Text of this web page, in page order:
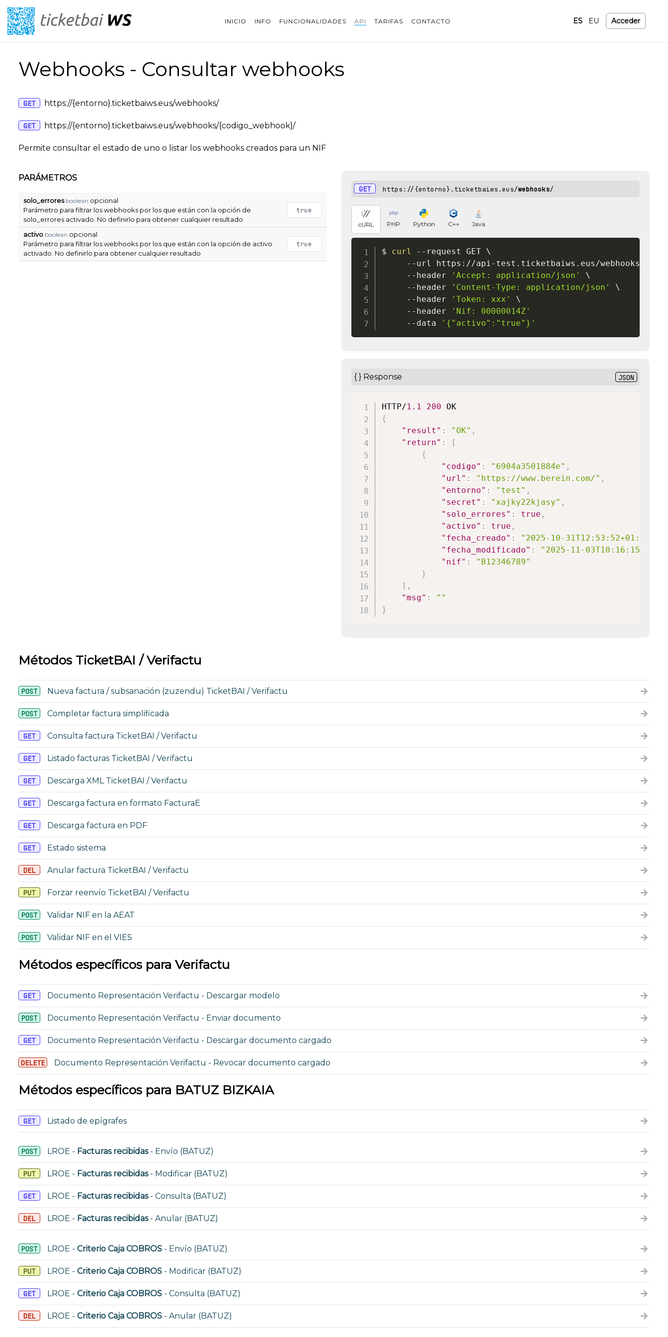
INICIO INFO FUNCIONALIDADES API TARIFAS CONTACTO ES EU Acceder
Webhooks - Consultar webhooks
GET https://{entorno}.ticketbaiws.eus/webhooks/
GET https://{entorno}.ticketbaiws.eus/webhooks/{codigo_webhook}/
Permite consultar el estado de uno o listar los webhooks creados para un NIF
PARÁMETROS
solo_errores boolean opcional
Parámetro para filtrar los webhooks por los que están con la opción de
solo_errores activado. No definirlo para obtener cualquier resultado
true
activo boolean opcional
Parámetro para filtrar los webhooks por los que están con la opción de activo
activado. No definirlo para obtener cualquier resultado
true
GET https://{entorno}.ticketbaiws.eus/webhooks/
cURL PHP Python C++ Java
$ curl --request GET \
     --url https://api-test.ticketbaiws.eus/webhooks/
     --header
'Accept: application/json'
\
     --header
'Content-Type: application/json'
\
     --header
'Token: xxx'
\
     --header
'Nif: 00000014Z'
	 --data
'{"activo":"true"}'
{ } Response JSON
HTTP/1.1 200
OK
{
"result" : "OK" ,
"return" :
[
{
"codigo" : "6904a3501884e" ,
"url" : "https://www.berein.com/" ,
"entorno" : "test" ,
"secret" : "xajky22kjasy" ,
"solo_errores" : true ,
"activo" : true ,
"fecha_creado" : "2025-10-31T12:53:52+01:00"
"fecha_modificado" :
"2025-11-
"nif" :
"B12346789"
}
] ,
"msg" :
""
}
Métodos TicketBAI / Verifactu
POST Nueva factura / subsanación (zuzendu) TicketBAI / Verifactu
POST Completar factura simplificada
GET Consulta factura TicketBAI / Verifactu
GET Listado facturas TicketBAI / Verifactu
GET Descarga XML TicketBAI / Verifactu
GET Descarga factura en formato FacturaE
GET Descarga factura en PDF
GET Estado sistema
DEL Anular factura TicketBAI / Verifactu
PUT Forzar reenvío TicketBAI / Verifactu
POST Validar NIF en la AEAT
POST Validar NIF en el VIES
Métodos específicos para Verifactu
GET Documento Representación Verifactu - Descargar modelo
POST Documento Representación Verifactu - Enviar documento
GET Documento Representación Verifactu - Descargar documento cargado
DELETE Documento Representación Verifactu - Revocar documento cargado
Métodos específicos para BATUZ BIZKAIA
GET Listado de epígrafes
POST LROE - Facturas recibidas- Envío (BATUZ)
PUT LROE - Facturas recibidas- Modificar (BATUZ)
GET LROE - Facturas recibidas- Consulta (BATUZ)
DEL LROE - Facturas recibidas- Anular (BATUZ)
POST LROE - Criterio Caja COBROS - Envío (BATUZ)
PUT LROE - Criterio Caja COBROS - Modificar (BATUZ)
GET LROE - Criterio Caja COBROS - Consulta (BATUZ)
DEL LROE - Criterio Caja COBROS - Anular (BATUZ)